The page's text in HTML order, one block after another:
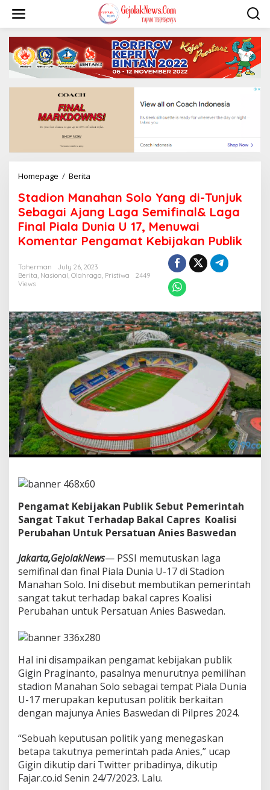
i
Homepage / Berita
a
d
i
o
n
a
n
n
S
o
l
o
Y
a
n
g
-
T
u
j
u
k
S
e
b
g
i
A
j
a
g
L
g
a
S
e
i
i
n
a
&
Stadion Manahan Solo Yang di-Tunjuk
Sebagai Ajang Laga Semifinal& Laga
Final Piala Dunia U 17, Menuwai
Komentar Pengamat Kebijakan Publik
Taherman
July 26, 2023
Berita, Nasional, Olahraga, Pristiwa
2449
Views
Pengamat Kebijakan Publik Sebut Pemerintah
Sangat Takut Terhadap Bakal Capres Koalisi
Perubahan Untuk Persatuan Anies Baswedan
Jakarta,GejolakNews— PSSI memutuskan laga
semifinal dan final Piala Dunia U-17 di Stadion
Manahan Solo. Ini disebut membutikan pemerintah
sangat takut terhadap bakal capres Koalisi
Perubahan untuk Persatuan Anies Baswedan.
Hal ini disampaikan pengamat kebijakan publik
Gigin Praginanto, pasalnya menurutnya pemilihan
stadion Manahan Solo sebagai tempat Piala Dunia
U-17 merupakan keputusan politik berkaitan
dengan majunya Anies Baswedan di Pilpres 2024.
“Sebuah keputusan politik yang menegaskan
betapa takutnya pemerintah pada Anies,” ucap
Gigin dikutip dari Twitter pribadinya, dikutip
Fajar.co.id Senin 24/7/2023. Lalu.